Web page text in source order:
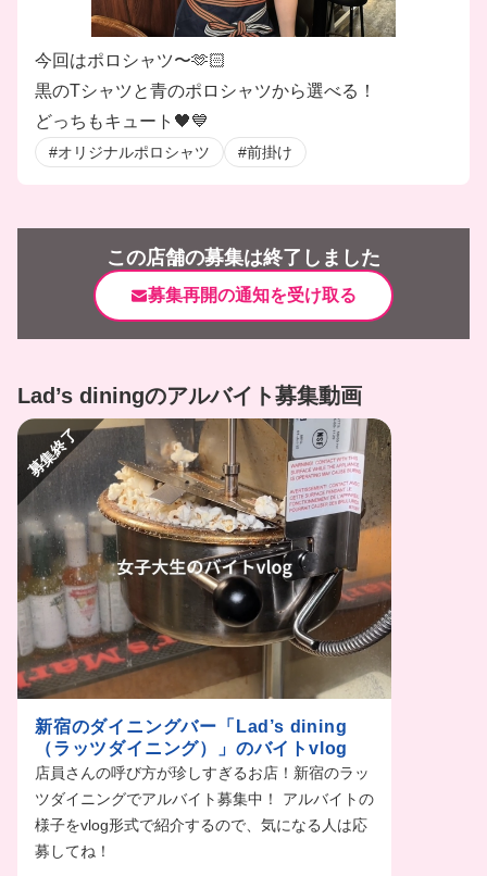
今回はポロシャツ〜🫶🏻
黒のTシャツと青のポロシャツから選べる！
どっちもキュート🖤💙
#オリジナルポロシャツ #前掛け
この店舗の募集は終了しました
募集再開の通知を受け取る
Lad’s diningのアルバイト募集動画
募集終了
新宿のダイニングバー「Lad’s dining
（ラッツダイニング）」のバイトvlog
店員さんの呼び方が珍しすぎるお店！新宿のラッ
ツダイニングでアルバイト募集中！ アルバイトの
様子をvlog形式で紹介するので、気になる人は応
募してね！